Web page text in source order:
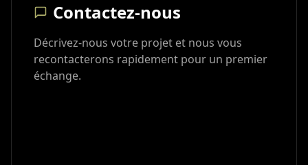
Contactez-nous
Décrivez-nous votre projet et nous vous
recontacterons rapidement pour un premier
échange.